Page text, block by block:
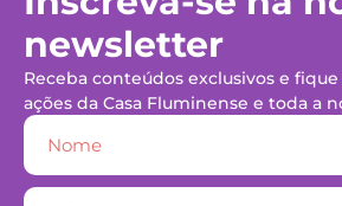
newsletter
Receba conteúdos exclusivos e
ações da Casa Fluminense e toda a